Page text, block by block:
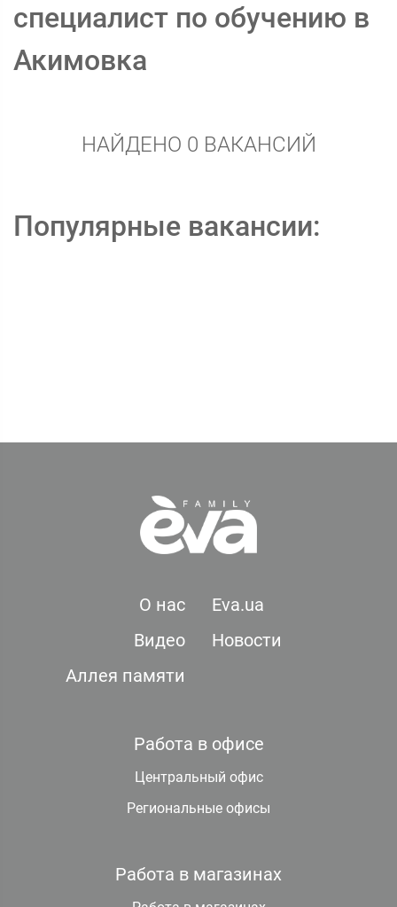
специалист по обучению в
Акимовка
НАЙДЕНО 0 ВАКАНСИЙ
Популярные вакансии:
О нас
Eva.ua
Видео
Новости
Аллея памяти
Работа в офисе
Центральный офис
Региональные офисы
Работа в магазинах